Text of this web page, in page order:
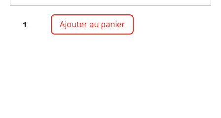
Ajouter au panier